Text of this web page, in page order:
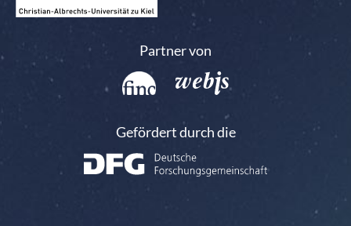
Partner von
Gefördert durch die